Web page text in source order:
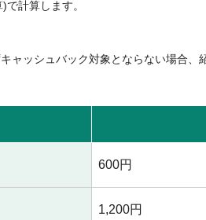
計算します。
ャッシュバック対象とならない場合、
600円
1,200円